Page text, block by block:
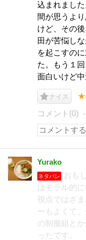
込まれまし
間が思うよ
けど、その
田が苦悩し
を起こすの
た。もう１
面白いけど中
ナイス
コメント(0)
Yurako
ネタバレ
おも
はモラル的
視点ではざ
ーもよくて
の制服組と
ったです。